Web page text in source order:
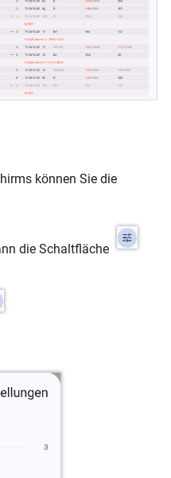
können Sie die
die Schaltfläche